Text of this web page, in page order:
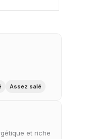
Assez salé
et riche